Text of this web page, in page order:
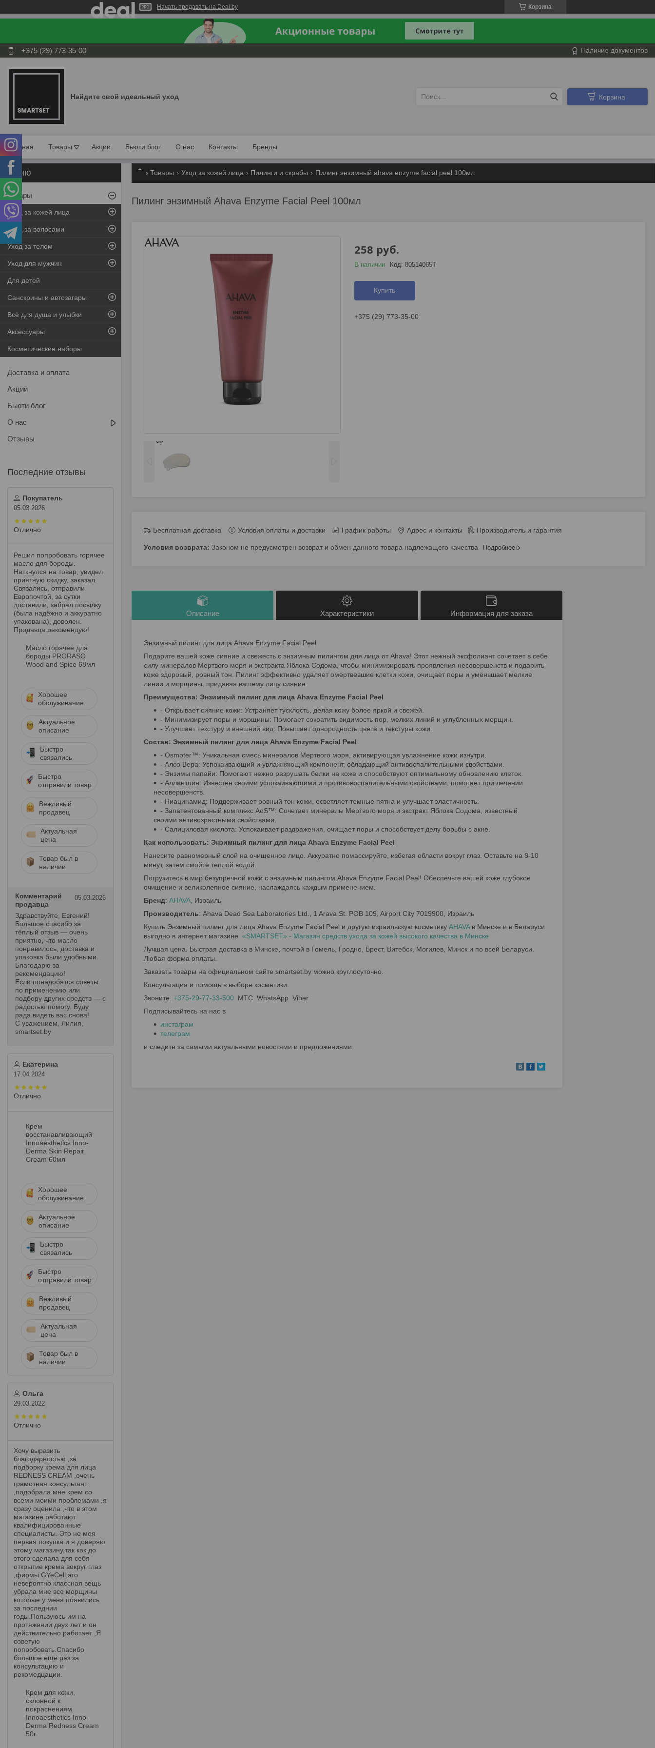
Начать продавать на Deal.by Корзина
+375 (29) 773-35-00 Наличие документов
Найдите свой идеальный уход Корзина
Главная Товары Акции Бьюти блог О нас Контакты Бренды
Товары Уход за кожей лица Пилинги и скрабы Пилинг энзимный ahava enzyme facial peel 100мл
Пилинг энзимный Ahava Enzyme Facial Peel 100мл
258 руб.
В наличии Код: 80514065T
Купить
+375 (29) 773-35-00
Бесплатная доставка Условия оплаты и доставки График работы Адрес и контакты Производитель и гарантия
Законом не предусмотрен возврат и обмен данного товара надлежащего качества Подробнее
Описание Характеристики Информация для заказа
Энзимный пилинг для лица Ahava Enzyme Facial Peel
Подарите вашей коже сияние и свежесть с энзимным пилингом для лица от Ahava! Этот нежный эксфолиант сочетает в себе
силу минералов Мертвого моря и экстракта Яблока Содома, чтобы минимизировать проявления несовершенств и подарить
коже здоровый, ровный тон. Пилинг эффективно удаляет омертвевшие клетки кожи, очищает поры и уменьшает мелкие
линии и морщины, придавая вашему лицу сияние.
Преимущества: Энзимный пилинг для лица Ahava Enzyme Facial Peel
- Открывает сияние кожи: Устраняет тусклость, делая кожу более яркой и свежей.
- Минимизирует поры и морщины: Помогает сократить видимость пор, мелких линий и углубленных морщин.
- Улучшает текстуру и внешний вид: Повышает однородность цвета и текстуры кожи.
Состав: Энзимный пилинг для лица Ahava Enzyme Facial Peel
- Osmoter™: Уникальная смесь минералов Мертвого моря, активирующая увлажнение кожи изнутри.
- Алоэ Вера: Успокаивающий и увлажняющий компонент, обладающий антивоспалительными свойствами.
- Энзимы папайи: Помогают нежно разрушать белки на коже и способствуют оптимальному обновлению клеток.
- Аллантоин: Известен своими успокаивающими и противовоспалительными свойствами, помогает при лечении
несовершенств.
- Ниацинамид: Поддерживает ровный тон кожи, осветляет темные пятна и улучшает эластичность.
- Запатентованный комплекс AoS™: Сочетает минералы Мертвого моря и экстракт Яблока Содома, известный
своими антивозрастными свойствами.
- Салициловая кислота: Успокаивает раздражения, очищает поры и способствует делу борьбы с акне.
Как использовать: Энзимный пилинг для лица Ahava Enzyme Facial Peel
Нанесите равномерный слой на очищенное лицо. Аккуратно помассируйте, избегая области вокруг глаз. Оставьте на 8-10
минут, затем смойте теплой водой.
Погрузитесь в мир безупречной кожи с энзимным пилингом Ahava Enzyme Facial Peel! Обеспечьте вашей коже глубокое
очищение и великолепное сияние, наслаждаясь каждым применением.
Бренд: AHAVA, Израиль
Производитель: Ahava Dead Sea Laboratories Ltd., 1 Arava St. POB 109, Airport City 7019900, Израиль
Купить Энзимный пилинг для лица Ahava Enzyme Facial Peel и другую израильскую косметику AHAVAв Минске и в Беларуси
выгодно в интернет магазине «SMARTSET» - Магазин средств ухода за кожей высокого качества в Минске
Лучшая цена. Быстрая доставка в Минске, почтой в Гомель, Гродно, Брест, Витебск, Могилев, Минск и по всей Беларуси.
Любая форма оплаты.
Заказать товары на официальном сайте smartset.by можно круглосуточно.
Консультация и помощь в выборе косметики.
Звоните. +375-29-77-33-500 МТС WhatsApp Viber
Подписывайтесь на нас в
инстаграм
телеграм
и следите за самыми актуальными новостями и предложениями
Товары
Уход за кожей лица
Уход за волосами
Уход за телом
Уход для мужчин
Для детей
Санскрины и автозагары
Всё для душа и улыбки
Аксессуары
Косметические наборы
Доставка и оплата
Акции
Бьюти блог
О нас
Отзывы
Покупатель
05.03.2026
Отлично
Решил попробовать горячее
масло для бороды.
Наткнулся на товар, увидел
приятную скидку, заказал.
Связались, отправили
Европочтой, за сутки
доставили, забрал посылку
(была надёжно и аккуратно
упакована), доволен.
Продавца рекомендую!
Масло горячее для
бороды PRORASO
Wood and Spice 68мл
Хорошее
обслуживание
Актуальное
описание
Быстро
связались
Быстро
отправили товар
Вежливый
продавец
Актуальная
цена
Товар был в
наличии
Комментарий
продавца
05.03.2026
Здравствуйте, Евгений!
Большое спасибо за
тёплый отзыв — очень
приятно, что масло
понравилось, доставка и
упаковка были удобными.
Благодарю за
рекомендацию!
Если понадобятся советы
по применению или
подбору других средств — с
радостью помогу. Буду
рада видеть вас снова!
С уважением, Лилия,
smartset.by
Екатерина
17.04.2024
Отлично
Крем
восстанавливающий
Innoaesthetics Inno-
Derma Skin Repair
Cream 60мл
Хорошее
обслуживание
Актуальное
описание
Быстро
связались
Быстро
отправили товар
Вежливый
продавец
Актуальная
цена
Товар был в
наличии
Ольга
29.03.2022
Отлично
Хочу выразить
благодарностью ,за
подборку крема для лица
REDNESS CREAM ,очень
грамотная консультант
,подобрала мне крем со
всеми моими проблемами ,я
сразу оценила ,что в этом
магазине работают
квалифицированные
специалисты. Это не моя
первая покупка и я доверяю
этому магазину,так как до
этого сделала для себя
открытие крема вокруг глаз
,фирмы GYeCell,это
невероятно классная вещь
убрала мне все морщины
которые у меня появились
за последнии
годы.Пользуюсь им на
протяжении двух лет и он
действительно работает ,Я
советую
попробовать.Спасибо
большое ещё раз за
консультацию и
рекомедцации.
Крем для кожи,
склонной к
покраснениям
Innoaesthetics Inno-
Derma Redness Cream
50г